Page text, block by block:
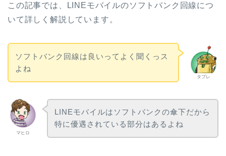
この記事では、LINEモバイルのソフトバンク回線につ
いて詳しく解説しています。
タブレ
ソフトバンク回線は良いってよく聞くっス
よね
マヒロ
LINEモバイルはソフトバンクの傘下だから
特に優遇されている部分はあるよね